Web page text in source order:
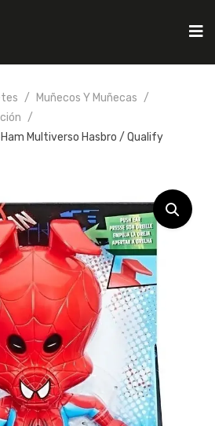
Muñecos Y Muñecas
Multiverso Hasbro / Qualify